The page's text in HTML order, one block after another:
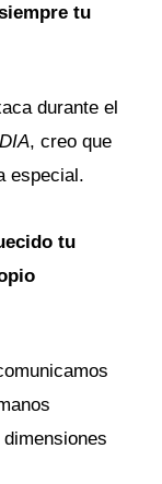
tu
durante el
, creo que
especial.
tu